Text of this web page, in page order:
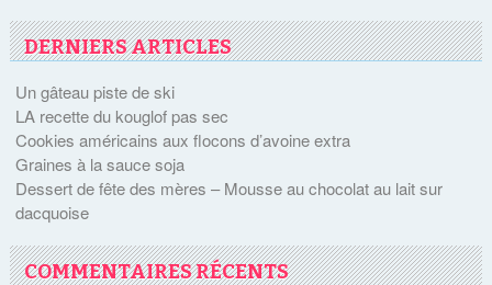
DERNIERS ARTICLES
Un gâteau piste de ski
LA recette du kouglof pas sec
Cookies américains aux flocons d’avoine extra
Graines à la sauce soja
Dessert de fête des mères – Mousse au chocolat au lait sur
dacquoise
COMMENTAIRES RÉCENTS